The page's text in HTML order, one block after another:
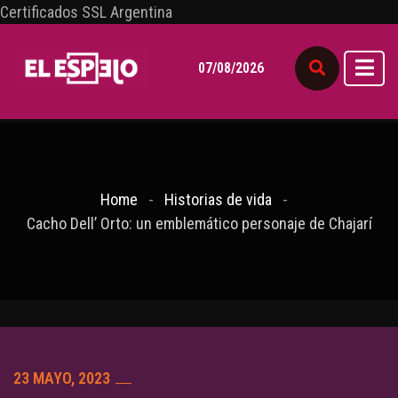
Certificados SSL Argentina
07/08/2026
Home
Historias de vida
Cacho Dell’ Orto: un emblemático personaje de Chajarí
23 MAYO, 2023